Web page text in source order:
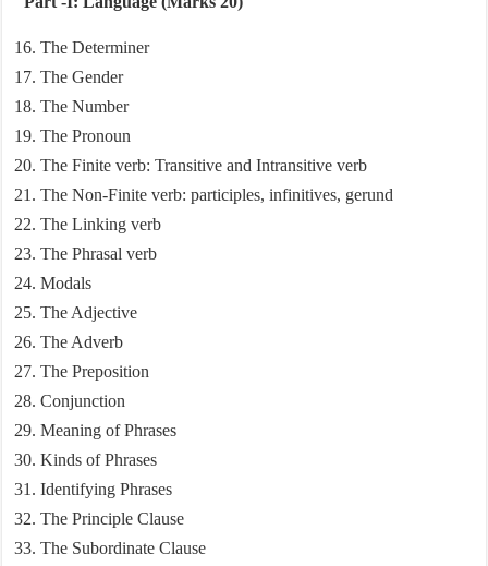
The Determiner
The Gender
The Number
The Pronoun
The Finite verb: Transitive and Intransitive verb
The Non-Finite verb: participles, infinitives, gerund
The Linking verb
The Phrasal verb
Modals
The Adjective
The Adverb
The Preposition
Conjunction
Meaning of Phrases
Kinds of Phrases
Identifying Phrases
The Principle Clause
The Subordinate Clause